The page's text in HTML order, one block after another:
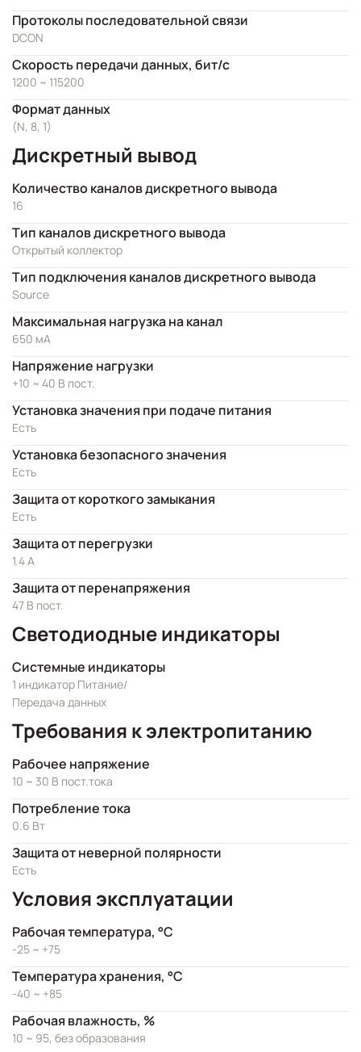
Протоколы последовательной связи
DCON
Скорость передачи данных, бит/с
1200 ~ 115200
Формат данных
(N, 8, 1)
Дискретный вывод
Количество каналов дискретного вывода
16
Тип каналов дискретного вывода
Открытый коллектор
Тип подключения каналов дискретного вывода
Source
Максимальная нагрузка на канал
650 мА
Напряжение нагрузки
+10 ~ 40 В пост.
Установка значения при подаче питания
Есть
Установка безопасного значения
Есть
Защита от короткого замыкания
Есть
Защита от перегрузки
1.4 A
Защита от перенапряжения
47 В пост.
Светодиодные индикаторы
Системные индикаторы
1 индикатор Питание/
Передача данных
Требования к электропитанию
Рабочее напряжение
10 ~ 30 В пост.тока
Потребление тока
0.6 Вт
Защита от неверной полярности
Есть
Условия эксплуатации
Рабочая температура, °C
-25 ~ +75
Температура хранения, °C
-40 ~ +85
Рабочая влажность, %
10 ~ 95, без образования